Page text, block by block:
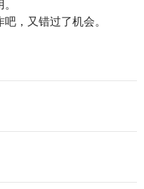
，又错过了机会。